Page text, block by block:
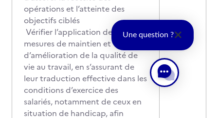
opérations et l’atteinte des
objectifs ciblés
Vérifier l’application des
mesures de maintien et
d’amélioration de la qualité de
vie au travail, en s’assurant de
leur traduction effective dans les
conditions d’exercice des
salariés, notamment de ceux en
situation de handicap, afin
Une question ?